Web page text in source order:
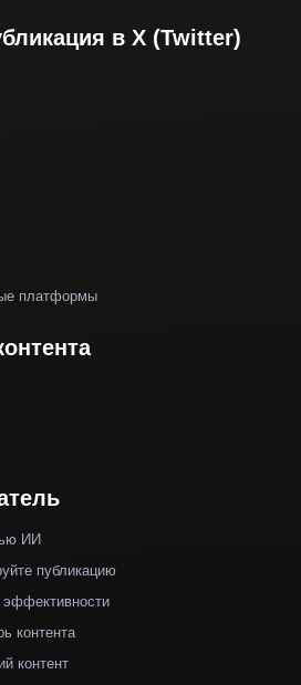
в X (Twitter)
платформы
ИИ
публикацию
эффективности
контента
контент